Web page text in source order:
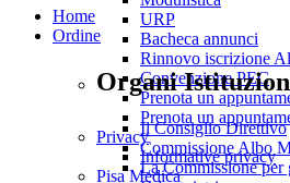
Home
Ordine
Organi
Il Consiglio Direttivo
Commissione Albo
La Commissione
URP
Bacheca annunci
Rinnovo iscrizione
Convenzione PEC
Prenota un
Prenota un
Privacy
Informative privacy
Pisa Medica